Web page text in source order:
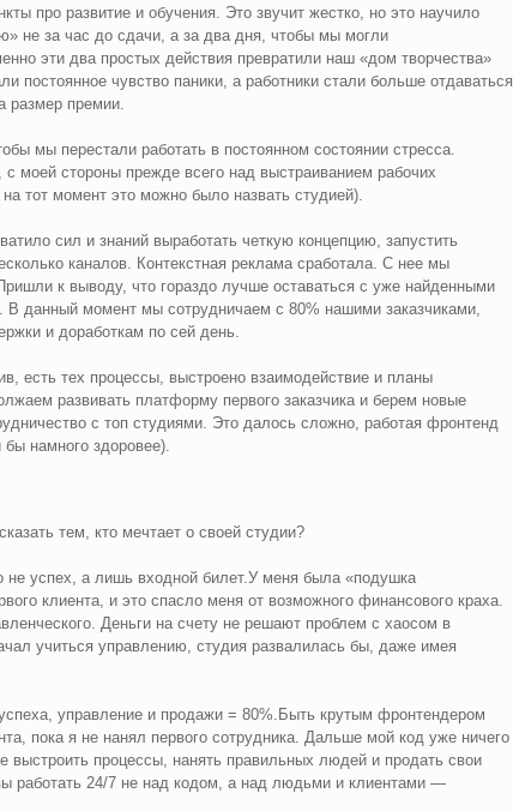
про развитие и обучения. Это звучит жестко, но это научило
не за час до сдачи, а за два дня, чтобы мы могли
эти два простых действия превратили наш «дом творчества»
постоянное чувство паники, а работники стали больше отдаваться
размер премии.
мы перестали работать в постоянном состоянии стресса.
моей стороны прежде всего над выстраиванием рабочих
тот момент это можно было назвать студией).
сил и знаний выработать четкую концепцию, запустить
каналов. Контекстная реклама сработала. С нее мы
к выводу, что гораздо лучше оставаться с уже найденными
В данный момент мы сотрудничаем с 80% нашими заказчиками,
и доработкам по сей день.
есть тех процессы, выстроено взаимодействие и планы
развивать платформу первого заказчика и берем новые
с топ студиями. Это далось сложно, работая фронтенд
намного здоровее).
тем, кто мечтает о своей студии?
не успех, а лишь входной билет.У меня была «подушка
клиента, и это спасло меня от возможного финансового краха.
Деньги на счету не решают проблем с хаосом в
учиться управлению, студия развалилась бы, даже имея
управление и продажи = 80%.Быть крутым фронтендером
пока я не нанял первого сотрудника. Дальше мой код уже ничего
процессы, нанять правильных людей и продать свои
работать 24/7 не над кодом, а над людьми и клиентами —